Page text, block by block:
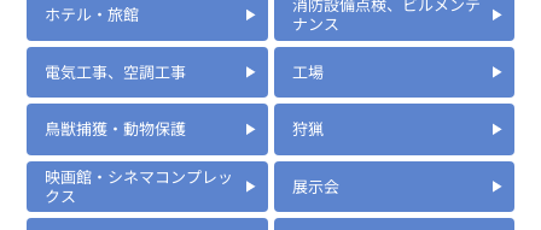
定価:3,000円(税別)
※マイクケーブル長約75cm
EK-313J
小型タイピンマイク(イヤホン付)
ホテル・旅館
消防設備点検、ビルメンテ
ナンス
電気工事、空調工事 工場
鳥獣捕獲・動物保護 狩猟
映画館・シネマコンプレッ
クス
展示会